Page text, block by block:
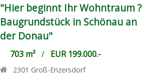
"Hier beginnt Ihr Wohntraum ?
Baugrundstück in Schönau an
der Donau"
703 m²/ EUR 199.000.-
2301 Groß-Enzersdorf